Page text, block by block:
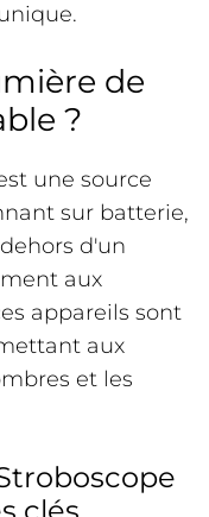
de
?
une source
sur batterie,
d'un
aux
appareils sont
aux
et les